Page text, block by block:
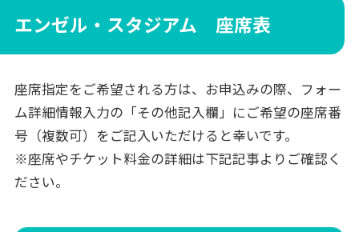
エンゼル・スタジアム 座席表
座席指定をご希望される方は、お申込みの際、フォー
ム詳細情報入力の「その他記入欄」にご希望の座席番
号（複数可）をご記入いただけると幸いです。
※座席やチケット料金の詳細は下記記事よりご確認く
ださい。